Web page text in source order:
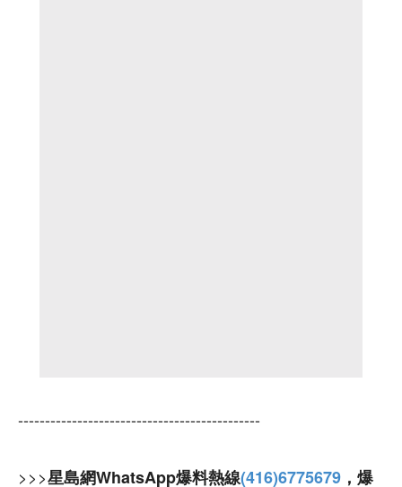
---------------------------------------------
>>>星島網WhatsApp爆料熱線(416)6775679 ，爆